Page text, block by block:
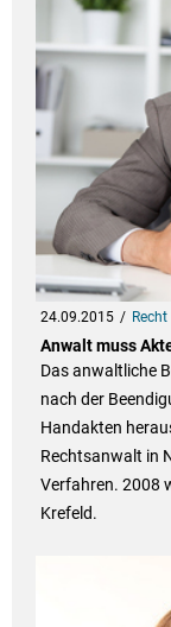
24.09.2015 Recht
Anwalt muss
Das anwaltliche
nach der
Handakten
Rechtsanwalt in
Verfahren. 2008
Krefeld.